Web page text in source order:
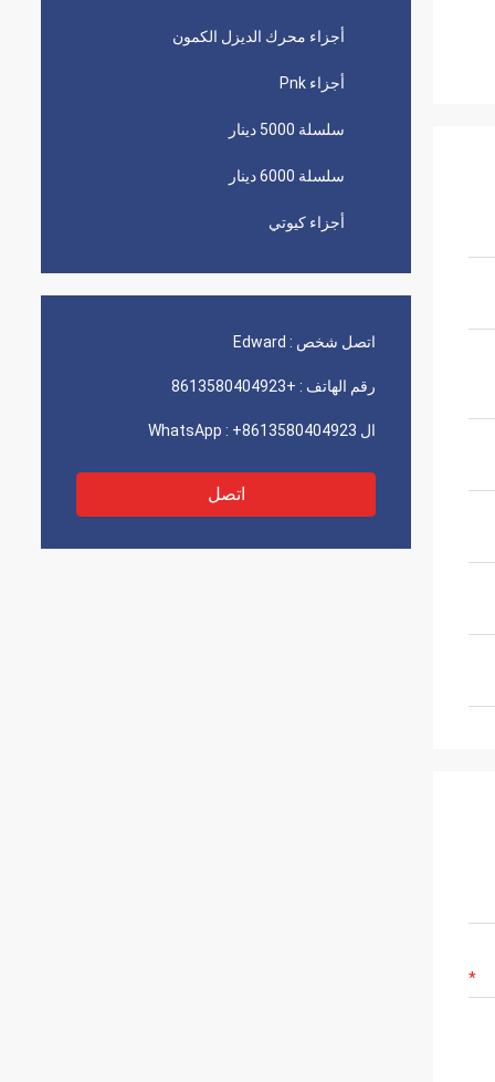
أجزاء محرك الديزل الكمون
أجزاء Pnk
سلسلة 5000 دينار
سلسلة 6000 دينار
أجزاء كيوتي
اتصل شخص : Edward
رقم الهاتف : +8613580404923
ال WhatsApp : +8613580404923
اتصل